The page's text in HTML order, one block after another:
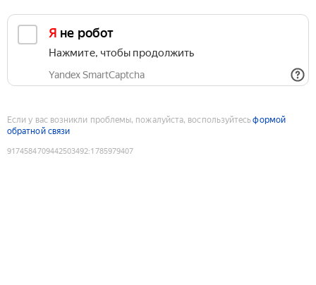
Я не робот
Нажмите, чтобы продолжить
Yandex SmartCaptcha
Если у вас возникли проблемы, пожалуйста, воспользуйтесьформой
обратной связи
9174584709442503492:1785979407